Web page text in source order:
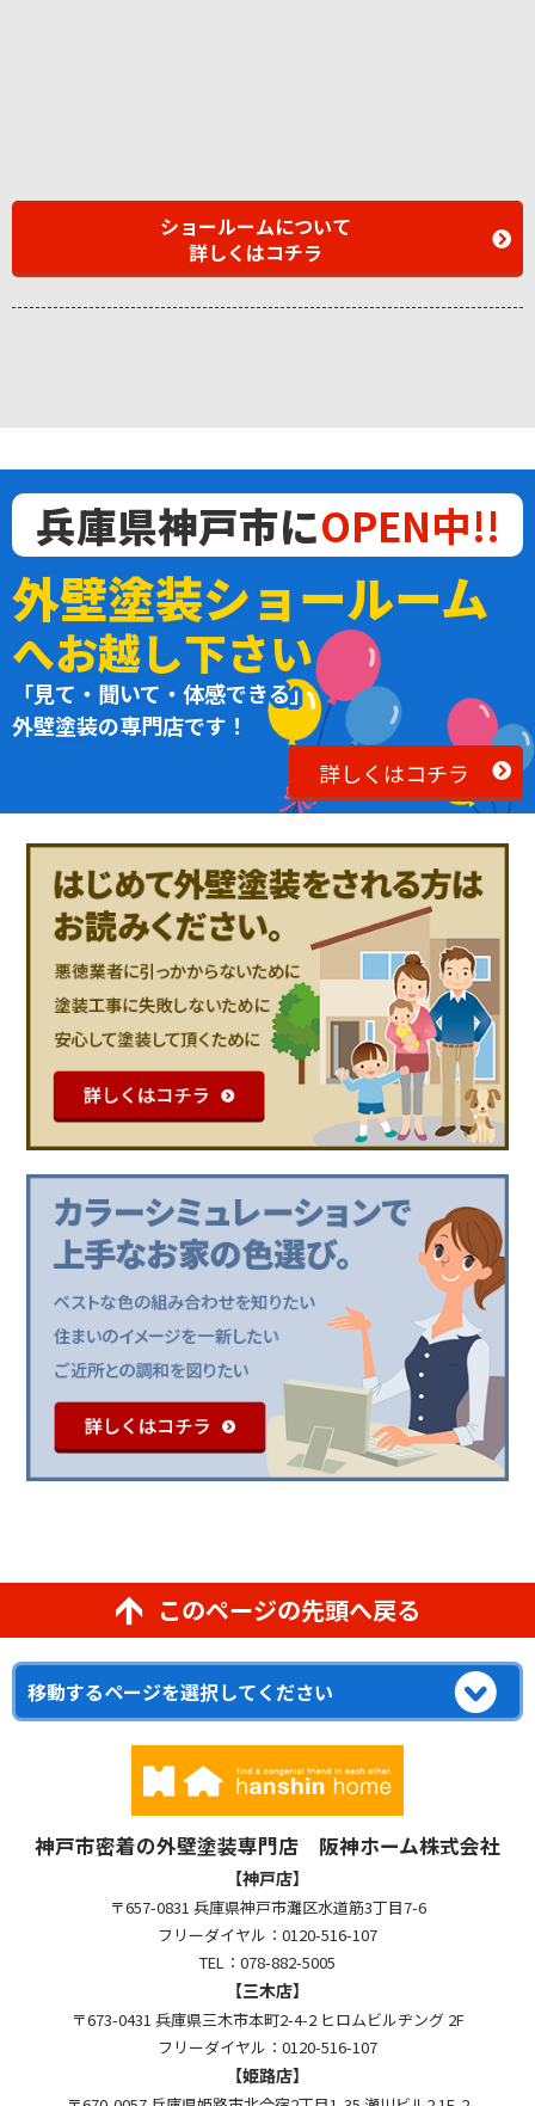
ショールームについて
詳しくはコチラ
兵庫県神戸市にOPEN中!!
外壁塗装ショールーム
へお越し下さい
「見て・聞いて・体感できる」
外壁塗装の専門店です！
詳しくはコチラ
このページの先頭へ戻る
神戸市密着の外壁塗装専門店 阪神ホーム株式会社
【神戸店】
〒657-0831 兵庫県神戸市灘区水道筋3丁目7-6
フリーダイヤル：0120-516-107
TEL：078-882-5005
【三木店】
〒673-0431 兵庫県三木市本町2-4-2 ヒロムビルヂング 2F
フリーダイヤル：0120-516-107
【姫路店】